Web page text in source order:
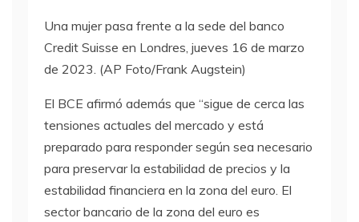
Una mujer pasa frente a la sede del banco
Credit Suisse en Londres, jueves 16 de marzo
de 2023. (AP Foto/Frank Augstein)
El BCE afirmó además que “sigue de cerca las
tensiones actuales del mercado y está
preparado para responder según sea necesario
para preservar la estabilidad de precios y la
estabilidad financiera en la zona del euro. El
sector bancario de la zona del euro es